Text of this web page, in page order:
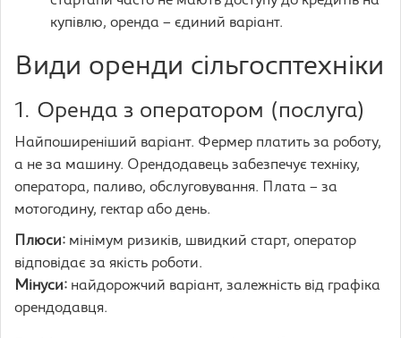
купівлю, оренда – єдиний варіант.
Види оренди сільгосптехніки
1. Оренда з оператором (послуга)
Найпоширеніший варіант. Фермер платить за роботу,
а не за машину. Орендодавець забезпечує техніку,
оператора, паливо, обслуговування. Плата – за
мотогодину, гектар або день.
Плюси: мінімум ризиків, швидкий старт, оператор
відповідає за якість роботи.
Мінуси: найдорожчий варіант, залежність від графіка
орендодавця.